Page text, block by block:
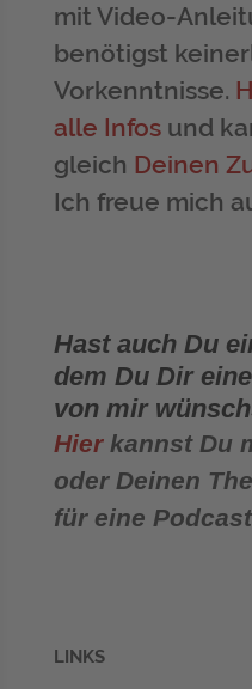
mit Video-
benötigst
Vorkenntnisse.
alle Infosund
gleich Deinen
Ich freue mich
Hast auch Du
dem Du Dir
von mir
Hierkannst Du
oder Deinen
für eine
LINKS